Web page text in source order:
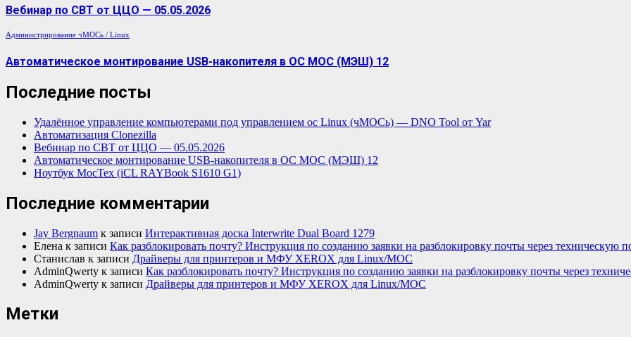
Вебинар по СВТ от ЦЦО — 05.05.2026
Администрирование чМОСь / Linux
Автоматическое монтирование USB-накопителя в ОС МОС (МЭШ) 12
Последние посты
Удалённое управление компьютерами под управлением ос Linux (чМОСь) — DNO Tool от Yar
Автоматизация Clonezilla
Вебинар по СВТ от ЦЦО — 05.05.2026
Автоматическое монтирование USB-накопителя в ОС МОС (МЭШ) 12
Ноутбук МосТех (iCL RAYBook S1610 G1)
Последние комментарии
Jay Bergnaum к записи Интерактивная доска Interwrite Dual Board 1279
Елена к записи Как разблокировать почту? Инструкция по созданию заявки на разблокировку почты через техническую
Станислав к записи Драйверы для принтеров и МФУ XEROX для Linux/МОС
AdminQwerty к записи Как разблокировать почту? Инструкция по созданию заявки на разблокировку почты через
AdminQwerty к записи Драйверы для принтеров и МФУ XEROX для Linux/МОС
Метки